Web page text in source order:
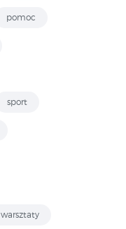
pomoc
sport
warsztaty